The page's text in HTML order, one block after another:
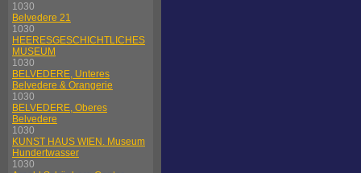
1030
Belvedere 21
1030
HEERESGESCHICHTLICHES
MUSEUM
1030
BELVEDERE, Unteres
Belvedere & Orangerie
1030
BELVEDERE, Oberes
Belvedere
1030
KUNST HAUS WIEN. Museum
Hundertwasser
1030